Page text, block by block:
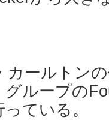
カールトン
グループの
ている。